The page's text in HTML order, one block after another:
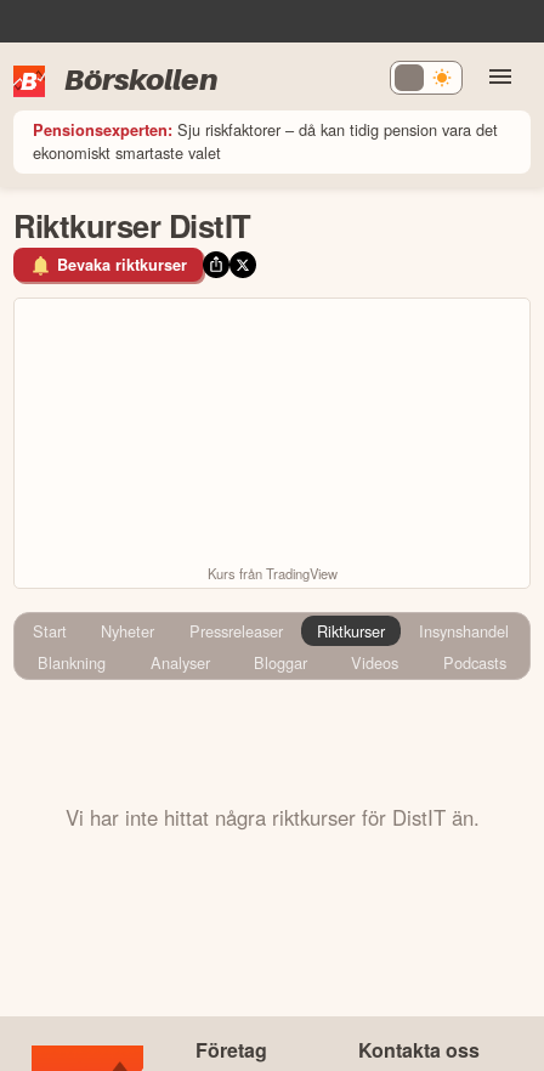
Börskollen
Pensionsexperten: Sju riskfaktorer – då kan tidig pension vara det
ekonomiskt smartaste valet
Riktkurser DistIT
Bevaka riktkurser
Kurs från TradingView
Start Nyheter Pressreleaser Riktkurser
Insynshandel
Blankning
Analyser Bloggar Videos Podcasts
Vi har inte hittat några riktkurser för DistIT än.
Företag Kontakta oss